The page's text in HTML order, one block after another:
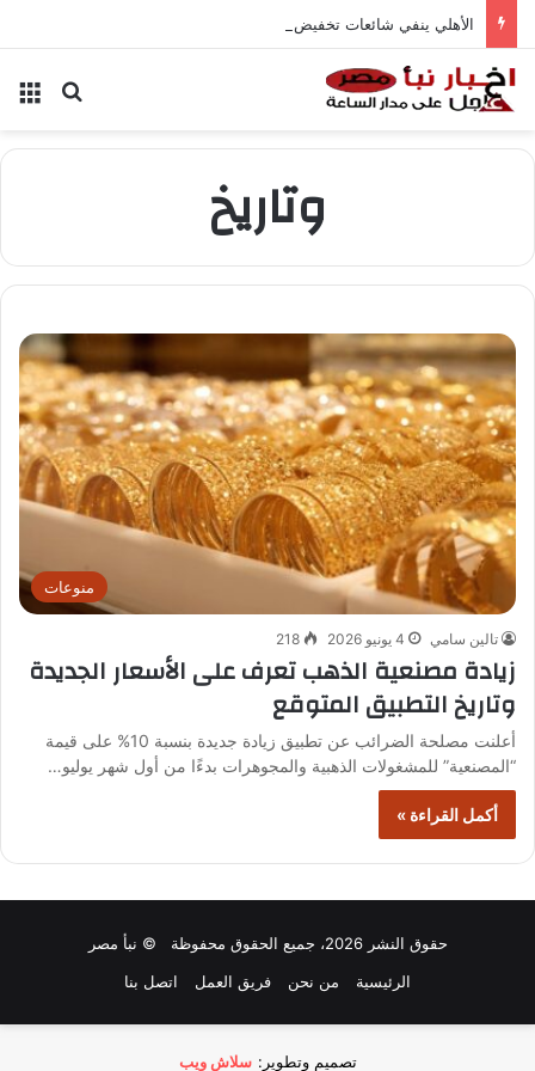
الأهلي ينفي شائعات تخفيض عقود زيزو والشناوي
بحث
وتاريخ
منوعات
تالين سامي 4 يونيو 2026 218
زيادة مصنعية الذهب تعرف على الأسعار الجديدة
وتاريخ التطبيق المتوقع
أعلنت مصلحة الضرائب عن تطبيق زيادة جديدة بنسبة 10% على قيمة
“المصنعية” للمشغولات الذهبية والمجوهرات بدءًا من أول شهر يوليو…
أكمل القراءة »
حقوق النشر 2026، جميع الحقوق محفوظة © نبأ مصر
الرئيسية
من نحن فريق العمل اتصل بنا
تصميم وتطوير: سلاش ويب